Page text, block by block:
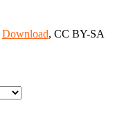
Download, CC BY-SA